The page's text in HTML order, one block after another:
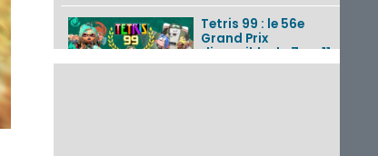
Tetris 99 : le 56e
Grand Prix
disponible du 7 au 11
août 2026 avec un